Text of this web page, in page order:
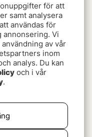
Junior
kr
för att
samt analysera
användas för
Vi
av vår
inom
analys. Du kan
och i vår
.